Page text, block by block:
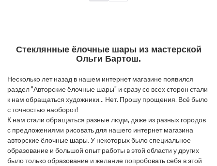
Стеклянные ёлочные шары из мастерской
Ольги Бартош.
Несколько лет назад в нашем интернет магазине появился
раздел "Авторские ёлочные шары" и сразу со всех сторон стали
к нам обращаться художники... Нет. Прошу прощения. Всё было
с точностью наоборот!
К нам стали обращаться разные люди, даже из разных городов
с предложениями рисовать для нашего интернет магазина
авторские ёлочные шары. У некоторых было специальное
образование и большой опыт работы в этой области у других
было только образование и желание попробовать себя в этой